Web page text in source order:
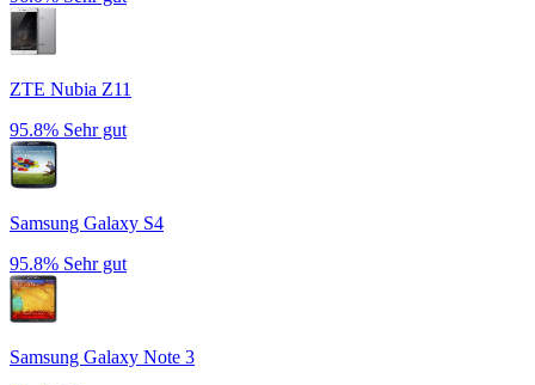
ZTE Nubia Z11
95.8% Sehr gut
Samsung Galaxy S4
95.8% Sehr gut
Samsung Galaxy Note 3